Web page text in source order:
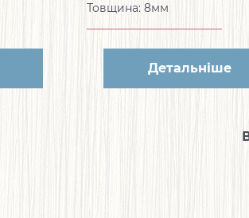
Товщина: 8мм
Детальніше